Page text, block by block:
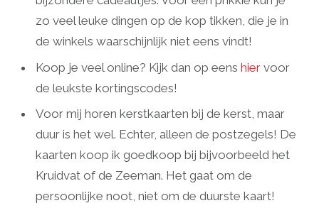
zo veel leuke dingen op de kop tikken, die je in
de winkels waarschijnlijk niet eens vindt!
Koop je veel online? Kijk dan op eens hier voor
de leukste kortingscodes!
Voor mij horen kerstkaarten bij de kerst, maar
duur is het wel. Echter, alleen de postzegels! De
kaarten koop ik goedkoop bij bijvoorbeeld het
Kruidvat of de Zeeman. Het gaat om de
persoonlijke noot, niet om de duurste kaart!